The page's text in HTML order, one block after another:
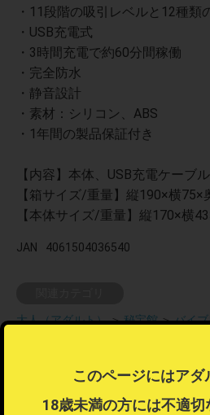
・11段階の吸引レベルと12種類
・USB充電式
・3時間充電で約60分間稼働
・完全防水
・静音設計
・素材：シリコン、ABS
・1年間の製品保証付き
【内容】本体、USB充電ケーブル
【箱サイズ/重量】縦190×横
【本体サイズ/重量】縦170×横
JAN 4061504036540
大人（アダルト）＞秘宝館＞バイ
ラッピング不可商品とラッピング可
ッピングするを選択することはでき
このページにはアダ
18歳未満の方には不適